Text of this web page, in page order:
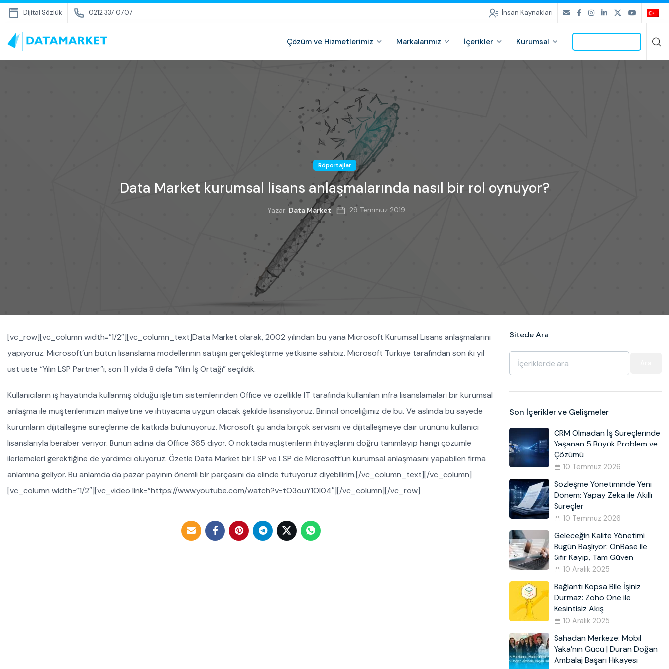
Dijital Sözlük 0212 337 0707 İnsan Kaynakları
Çözüm ve Hizmetlerimiz Markalarımız İçerikler Kurumsal
Röportajlar
Data Market kurumsal lisans anlaşmalarında nasıl bir rol oynuyor?
Yazar: Data Market 29 Temmuz 2019
[vc_row][vc_column width=”1/2″][vc_column_text]Data Market olarak, 2002 yılından bu yana Microsoft Kurumsal Lisans anlaşmalarını
yapıyoruz. Microsoft’un bütün lisanslama modellerinin satışını gerçekleştirme yetkisine sahibiz. Microsoft Türkiye tarafından son iki yıl
üst üste “Yılın LSP Partner”ı, son 11 yılda 8 defa “Yılın İş Ortağı” seçildik.
Kullanıcıların iş hayatında kullanmış olduğu işletim sistemlerinden Office ve özellikle IT tarafında kullanılan infra lisanslamaları bir kurumsal
anlaşma ile müşterilerimizin maliyetine ve ihtiyacına uygun olacak şekilde lisanslıyoruz. Birincil önceliğimiz de bu. Ve aslında bu sayede
kurumların dijitalleşme süreçlerine de katkıda bulunuyoruz. Microsoft şu anda birçok servisini ve dijitalleşmeye dair ürününü kullanıcı
lisanslarıyla beraber veriyor. Bunun adına da Office 365 diyor. O noktada müşterilerin ihtiyaçlarını doğru tanımlayıp hangi çözümle
ilerlemeleri gerektiğine de yardımcı oluyoruz. Özetle Data Market bir LSP ve LSP de Microsoft’un kurumsal anlaşmasını yapabilen firma
anlamına geliyor. Bu anlamda da pazar payının önemli bir parçasını da elinde tutuyoruz diyebilirim.[/vc_column_text][/vc_column]
[vc_column width=”1/2″][vc_video link=”https://www.youtube.com/watch?v=tO3ouY1Ol04″][/vc_column][/vc_row]
Sitede Ara
Son İçerikler ve Gelişmeler
CRM Olmadan İş Süreçlerinde
Yaşanan 5 Büyük Problem ve
Çözümü
10 Temmuz 2026
Sözleşme Yönetiminde Yeni
Dönem: Yapay Zeka ile Akıllı
Süreçler
10 Temmuz 2026
Geleceğin Kalite Yönetimi
Bugün Başlıyor: OnBase ile
Sıfır Kayıp, Tam Güven
10 Aralık 2025
Bağlantı Kopsa Bile İşiniz
Durmaz: Zoho One ile
Kesintisiz Akış
10 Aralık 2025
Sahadan Merkeze: Mobil
Yaka’nın Gücü | Duran Doğan
Ambalaj Başarı Hikayesi